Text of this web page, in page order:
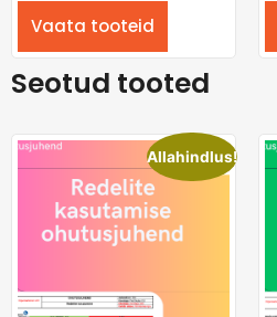
Vaata tooteid
Seotud tooted
Allahindlus!